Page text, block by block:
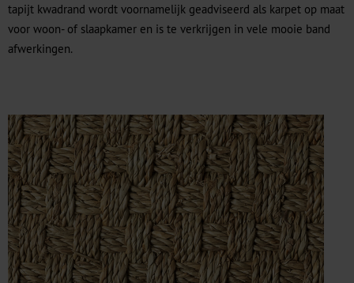
tapijt kwadrand wordt voornamelijk geadviseerd als karpet op maat
voor woon- of slaapkamer en is te verkrijgen in vele mooie band
afwerkingen.